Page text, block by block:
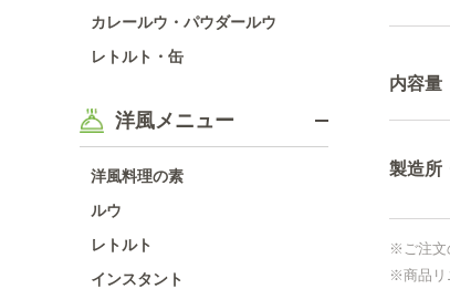
カレールウ・パウダールウ
レトルト・缶
洋風メニュー
洋風料理の素
ルウ
レトルト
インスタント
内容量
製造所
※ご注文
※商品リ